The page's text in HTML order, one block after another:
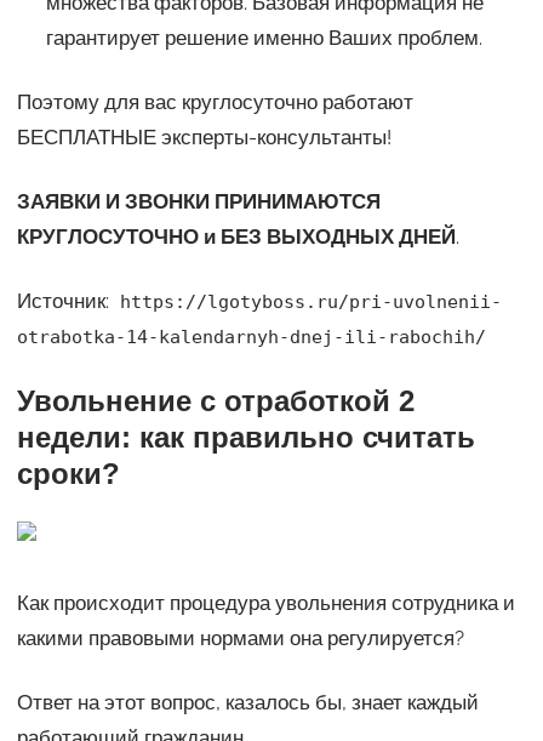
гарантирует решение именно Ваших проблем.
Поэтому для вас круглосуточно работают
БЕСПЛАТНЫЕ эксперты-консультанты!
ЗАЯВКИ И ЗВОНКИ ПРИНИМАЮТСЯ
КРУГЛОСУТОЧНО и БЕЗ ВЫХОДНЫХ ДНЕЙ.
Источник:
https://lgotyboss.ru/pri-uvolnenii-
otrabotka-14-kalendarnyh-dnej-ili-rabochih/
Увольнение с отработкой 2
недели: как правильно считать
сроки?
Как происходит процедура увольнения сотрудника и
какими правовыми нормами она регулируется?
Ответ на этот вопрос, казалось бы, знает каждый